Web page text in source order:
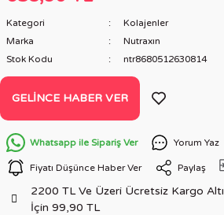
Kategori
Kolajenler
Marka
Nutraxın
Stok Kodu
ntr8680512630814
GELINCE HABER VER
Whatsapp ile Sipariş Ver Yorum Yaz
Fiyatı Düşünce Haber Ver Paylaş
2200 TL Ve Üzeri Ücretsiz Kargo Altı
İçin 99,90 TL